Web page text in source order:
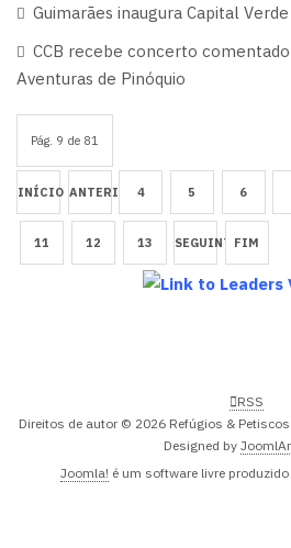
Guimarães inaugura Capital
CCB recebe concerto
Aventuras de Pinóquio
Pág. 9 de 81
INÍCIO ANTERIOR 4 5 6
11 12 13 SEGUINTEFIM
RSS
Direitos de autor © 2026 Refúgios &
Designed by
Joomla! é um software livre